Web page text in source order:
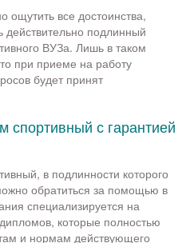
ощутить все достоинства,
действительно подлинный
ВУЗа. Лишь в таком
при приеме на работу
будет принят
спортивный с гарантией
в подлинности которого
обратиться за помощью в
специализируется на
которые полностью
и нормам действующего